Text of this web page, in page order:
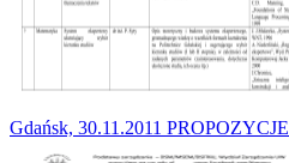
Gdańsk, 30.11.2011